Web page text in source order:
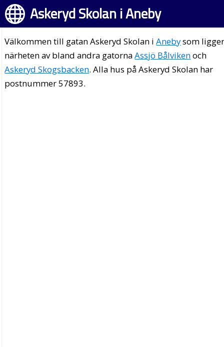
Askeryd Skolan i Aneby
Välkommen till gatan Askeryd Skolan iAnebysom
närheten av bland andra gatornaAssjö Bålvikenoch
Askeryd Skogsbacken. Alla hus på Askeryd Skolan har
postnummer 57893.